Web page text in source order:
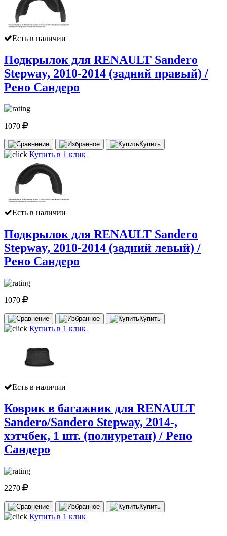
Есть в наличии
Подкрылок для RENAULT Sandero
Stepway, 2010-2014 (задний правый) /
Рено Сандеро
1070
Купить
Купить в 1 клик
Есть в наличии
Подкрылок для RENAULT Sandero
Stepway, 2010-2014 (задний левый) /
Рено Сандеро
1070
Купить
Купить в 1 клик
Есть в наличии
Коврик в багажник для RENAULT
Sandero/Sandero Stepway, 2014-,
хэтчбек, 1 шт. (полиуретан) / Рено
Сандеро
2270
Купить
Купить в 1 клик